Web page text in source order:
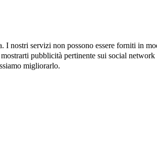
I nostri servizi non possono essere forniti in
pubblicità pertinente sui social
migliorarlo.